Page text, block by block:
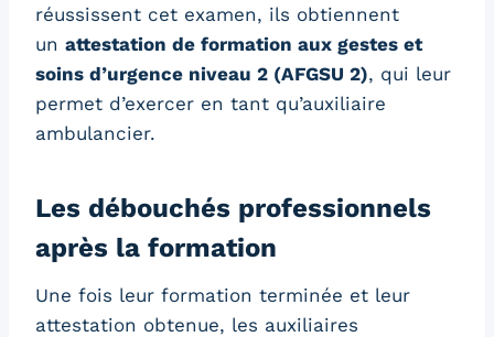
réussissent cet examen, ils obtiennent
un attestation de formation aux gestes et
soins d’urgence niveau 2 (AFGSU 2), qui leur
permet d’exercer en tant qu’auxiliaire
ambulancier.
Les débouchés professionnels
après la formation
Une fois leur formation terminée et leur
attestation obtenue, les auxiliaires